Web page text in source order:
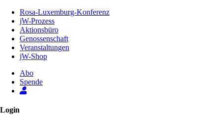
Inhalt
Seite
Rosa-Luxemburg-Konferenz
jW-Prozess
Aktionsbüro
Genossenschaft
Veranstaltungen
jW-Shop
Abo
Spende
Login